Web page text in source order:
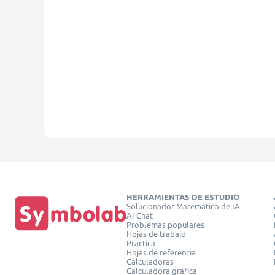
HERRAMIENTAS DE ESTUDIO
Solucionador Matemático de IA
AI Chat
Problemas populares
Hojas de trabajo
Practica
Hojas de referencia
Calculadoras
Calculadora gráfica